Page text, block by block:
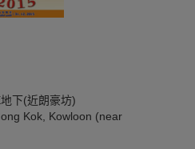
下(近朗豪坊)
Kok, Kowloon (near